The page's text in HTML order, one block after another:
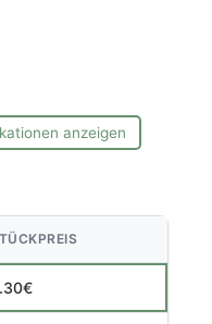
anzeigen